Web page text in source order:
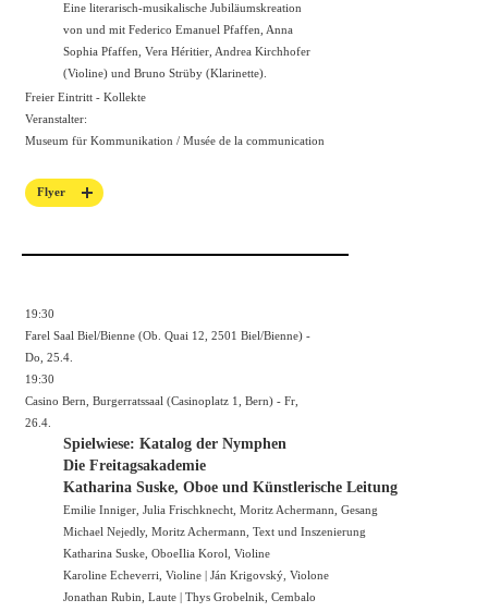
Eine literarisch-musikalische Jubiläumskreation
von und mit Federico Emanuel Pfaffen, Anna
Sophia Pfaffen, Vera Héritier, Andrea Kirchhofer
(Violine) und Bruno Strüby (Klarinette).
Freier Eintritt - Kollekte
Veranstalter:
Museum für Kommunikation / Musée de la communication
Flyer
19:30
Farel Saal Biel/Bienne (Ob. Quai 12, 2501 Biel/Bienne) -
Do, 25.4.
19:30
Casino Bern, Burgerratssaal (Casinoplatz 1, Bern) - Fr,
26.4.
Spielwiese: Katalog der Nymphen
Die Freitagsakademie
Katharina Suske, Oboe und Künstlerische Leitung
Emilie Inniger, Julia Frischknecht, Moritz Achermann, Gesang
Michael Nejedly, Moritz Achermann, Text und Inszenierung
Katharina Suske, OboeIlia Korol, Violine
Karoline Echeverri, Violine | Ján Krigovský, Violone
Jonathan Rubin, Laute | Thys Grobelnik, Cembalo